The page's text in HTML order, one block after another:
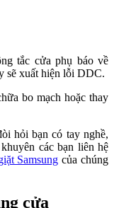
tắc cửa phụ báo về
sẽ xuất hiện lỗi DDC.
bo mạch hoặc thay
hỏi bạn có tay nghề,
các bạn liên hệ
Samsung của chúng
cửa